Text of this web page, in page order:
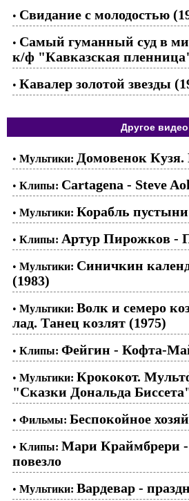
• Свидание с молодостью
• Самый гуманный суд в
к/ф "Кавказская
• Кавалер золотой звезды
Другое видео
• Мультики: Домовенок Кузя.
• Клипы: Cartagena - Steve
• Мультики: Корабль пустыни
• Клипы: Артур Пирожков -
• Мультики: Синичкин
(1983)
• Мультики: Волк и семеро
лад. Танец козлят (1975)
• Клипы: Фейгин - Кофта-
• Мультики: Крококот.
"Сказки Дональда
• Фильмы: Беспокойное
• Клипы: Мари Краймбрери
повезло
• Мультики: Вардевар -